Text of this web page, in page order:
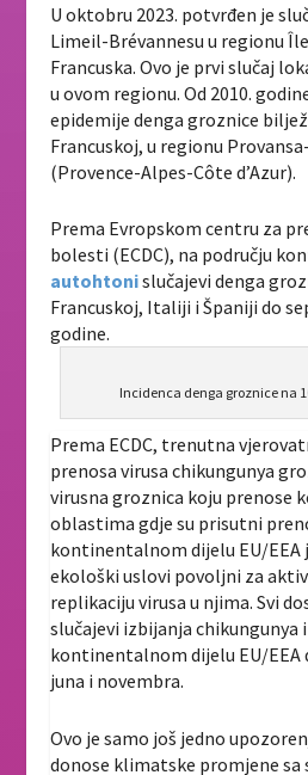
U oktobru 2023. potvrđen je
Limeil-Brévannesu u regionu
Francuska. Ovo je prvi slučaj
u ovom regionu. Od 2010.
epidemije denga groznice
Francuskoj, u regionu
(Provence-Alpes-Côte d’Azur).
Prema Evropskom centru za
bolesti (ECDC), na području
autohtonislučajevi denga
Francuskoj, Italiji i Španiji do
godine.
Incidenca denga groznice na
Prema ECDC, trenutna
prenosa virusa chikungunya
virusna groznica koju prenose
oblastima gdje su prisutni
kontinentalnom dijelu EU/EEA
ekološki uslovi povoljni za
replikaciju virusa u njima. Svi
slučajevi izbijanja chikungunya
kontinentalnom dijelu EU/EEA
juna i novembra.
Ovo je samo još jedno
donose klimatske promjene sa